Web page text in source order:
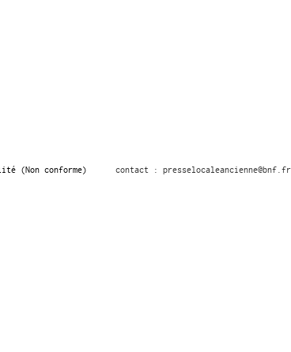
(Non conforme) contact : presselocaleancienne@bnf.fr